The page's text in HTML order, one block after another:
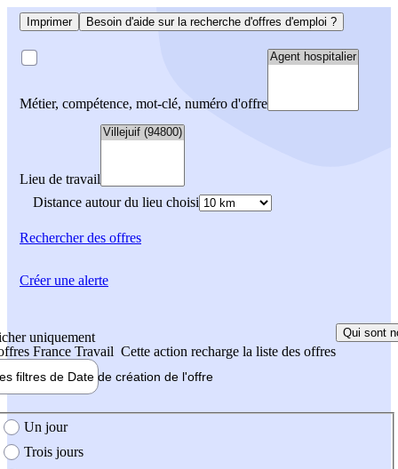
Imprimer Besoin d'aide sur la recherche d'offres d'emploi ?
Métier, compétence, mot-clé, numéro d'offre
Lieu de travail
Distance autour du lieu choisi
Rechercherdes offres
uniquement
France Travail Cette action recharge la liste des offres
Qui sont
filtres de Date de création de l'offre
création de l'offre
Un jour
Trois jours
Créer une alerte